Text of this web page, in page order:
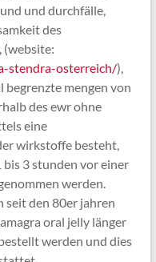
und durchfälle,
des
(website:
stendra-osterreich/),
begrenzte mengen von
des ewr ohne
eine
wirkstoffe besteht,
3 stunden vor einer
werden.
seit den 80er jahren
oral jelly länger
werden und dies